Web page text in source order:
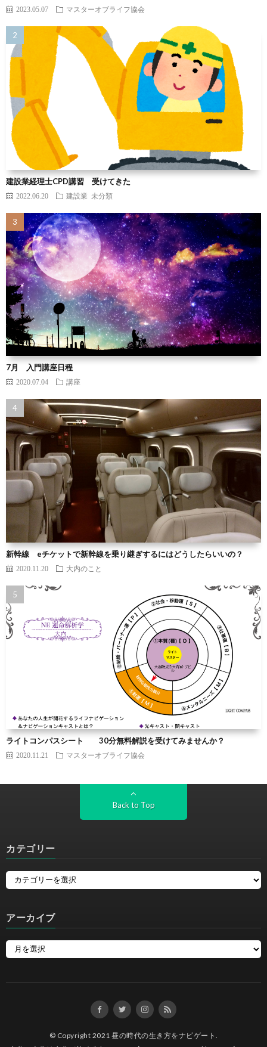
2023.05.07 マスターオブライフ協会
建設業経理士CPD講習 受けてきた
2022.06.20 建設業 未分類
7月 入門講座日程
2020.07.04 講座
新幹線 eチケットで新幹線を乗り継ぎするにはどうしたらいいの？
2020.11.20 大内のこと
ライトコンパスシート 30分無料解説を受けてみませんか？
2020.11.21 マスターオブライフ協会
Back to Top
カテゴリー
アーカイブ
© Copyright 2021 昼の時代の生き方をナビゲート